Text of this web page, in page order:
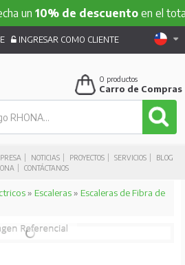
10% de descuentoen el total de tu
NOTICIAS PROYECTOS SERVICIOS
BLOG
CONTÁCTANOS
INGRESAR COMO CLIENTE
0 productos
Carro de Compras
» Escaleras» Escaleras de Fibra de